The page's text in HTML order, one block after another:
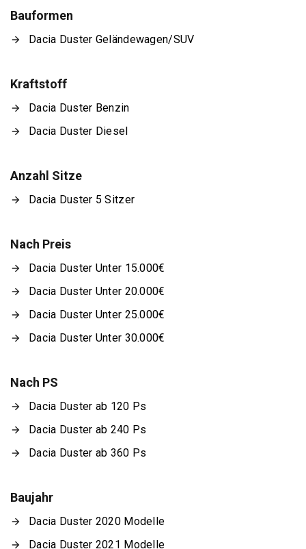
Bauformen
Dacia Duster Geländewagen/SUV
Kraftstoff
Dacia Duster Benzin
Dacia Duster Diesel
Anzahl Sitze
Dacia Duster 5 Sitzer
Nach Preis
Dacia Duster Unter 15.000€
Dacia Duster Unter 20.000€
Dacia Duster Unter 25.000€
Dacia Duster Unter 30.000€
Nach PS
Dacia Duster ab 120 Ps
Dacia Duster ab 240 Ps
Dacia Duster ab 360 Ps
Baujahr
Dacia Duster 2020 Modelle
Dacia Duster 2021 Modelle